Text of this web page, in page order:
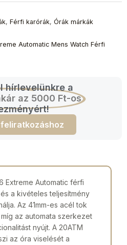
, Férfi karórák, Órák márkák
Automatic Mens Watch Férfi
hírlevelünkre a
az 5000 Ft-os
Extreme Automatic férfi
a kivételes teljesítmény
Az 41mm-es acél tok
az automata szerkezet
nyújt. A 20ATM
az óra viselését a